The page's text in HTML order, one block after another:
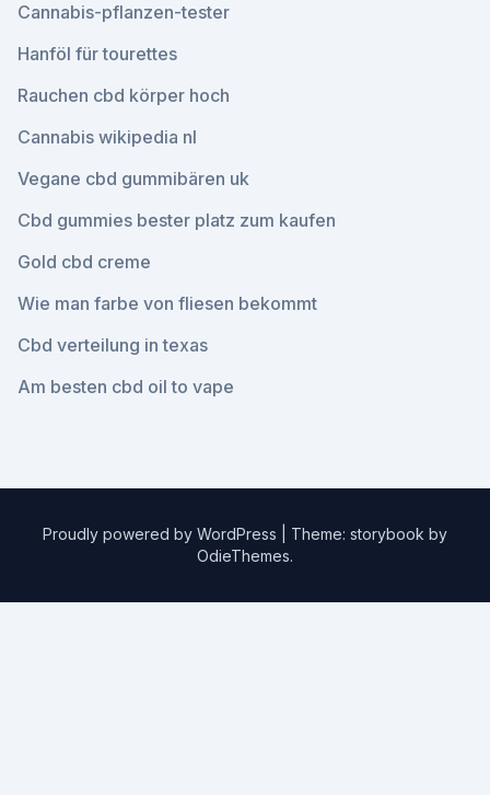
Cannabis-pflanzen-tester
Hanföl für tourettes
Rauchen cbd körper hoch
Cannabis wikipedia nl
Vegane cbd gummibären uk
Cbd gummies bester platz zum kaufen
Gold cbd creme
Wie man farbe von fliesen bekommt
Cbd verteilung in texas
Am besten cbd oil to vape
Proudly powered by WordPress
Theme: storybook by
OdieThemes.